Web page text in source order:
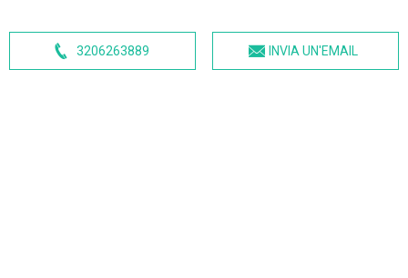
3206263889 INVIA UN'EMAIL